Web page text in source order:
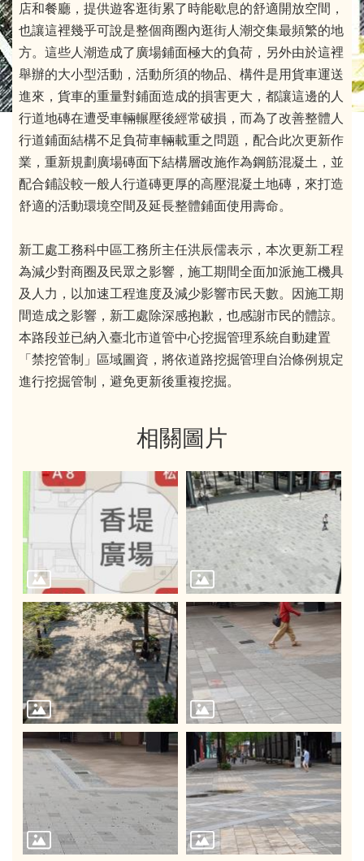
店和餐廳，提供遊客逛街累了時能歇息的舒適開放空間，
也讓這裡幾乎可說是整個商圈內逛街人潮交集最頻繁的地
方。這些人潮造成了廣場鋪面極大的負荷，另外由於這裡
舉辦的大小型活動，活動所須的物品、構件是用貨車運送
進來，貨車的重量對鋪面造成的損害更大，都讓這邊的人
行道地磚在遭受車輛輾壓後經常破損，而為了改善整體人
行道鋪面結構不足負荷車輛載重之問題，配合此次更新作
業，重新規劃廣場磚面下結構層改施作為鋼筋混凝土，並
配合鋪設較一般人行道磚更厚的高壓混凝土地磚，來打造
舒適的活動環境空間及延長整體鋪面使用壽命。
新工處工務科中區工務所主任洪辰儒表示，本次更新工程
為減少對商圈及民眾之影響，施工期間全面加派施工機具
及人力，以加速工程進度及減少影響市民天數。因施工期
間造成之影響，新工處除深感抱歉，也感謝市民的體諒。
本路段並已納入臺北市道管中心挖掘管理系統自動建置
「禁挖管制」區域圖資，將依道路挖掘管理自治條例規定
進行挖掘管制，避免更新後重複挖掘。
相關圖片